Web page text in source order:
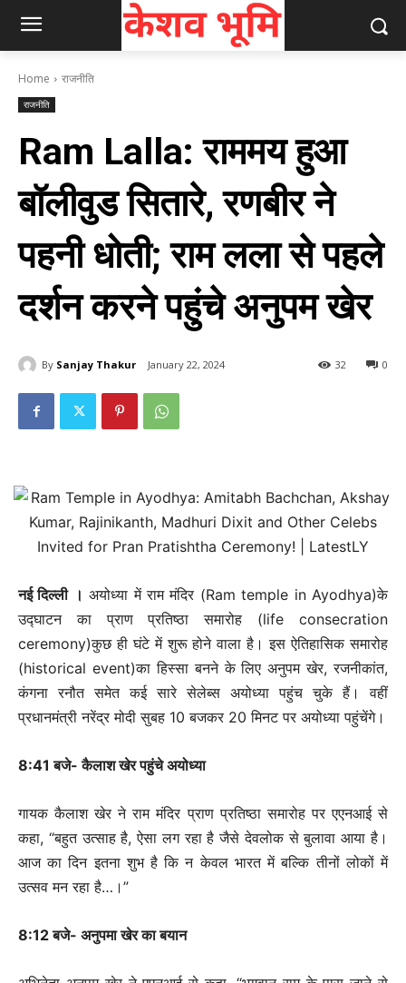
Home राजनीति
राजनीति
Ram Lalla: राममय हुआ
बॉलीवुड सितारे, रणबीर ने
पहनी धोती; राम लला से पहले
दर्शन करने पहुंचे अनुपम खेर
By Sanjay Thakur January 22, 2024 0
32
नई दिल्‍ली । अयोध्या में राम मंदिर (Ram temple in Ayodhya)के
उद्घाटन का प्राण प्रतिष्ठा समारोह (life consecration
ceremony)कुछ ही घंटे में शुरू होने वाला है। इस ऐतिहासिक समारोह
(historical event)का हिस्सा बनने के लिए अनुपम खेर, रजनीकांत,
कंगना रनौत समेत कई सारे सेलेब्स अयोध्या पहुंच चुके हैं। वहीं
प्रधानमंत्री नरेंद्र मोदी सुबह 10 बजकर 20 मिनट पर अयोध्या पहुंचेंगे।
8:41 बजे- कैलाश खेर पहुंचे अयोध्या
गायक कैलाश खेर ने राम मंदिर प्राण प्रतिष्ठा समारोह पर एएनआई से
कहा, “बहुत उत्साह है, ऐसा लग रहा है जैसे देवलोक से बुलावा आया है।
आज का दिन इतना शुभ है कि न केवल भारत में बल्कि तीनों लोकों में
उत्सव मन रहा है…।”
8:12 बजे- अनुपमा खेर का बयान